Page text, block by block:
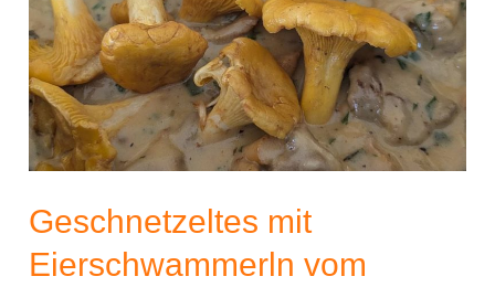
Geschnetzeltes mit
Eierschwammerln vom